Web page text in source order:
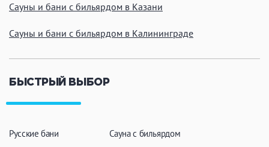
Сауны и бани с бильярдом в Казани
Сауны и бани с бильярдом в Калининграде
БЫСТРЫЙ ВЫБОР
Русские бани
Сауна с бильярдом